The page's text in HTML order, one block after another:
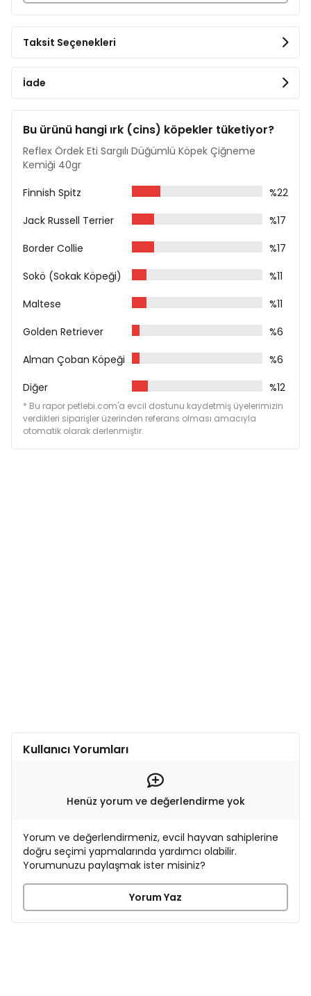
Analiz Raporu
Yağ %3
Nem %18
Boy 12 cm
Ağırlık 40 gr
Köpeğiniz için her zaman taze su bulundurunuz.
Taksit Seçenekleri
İade
Bu ürünü hangi ırk (cins) köpekler tüketiyor?
Reflex Ördek Eti Sargılı Düğümlü Köpek Çiğneme
Kemiği 40gr
Finnish Spitz
%22
Jack Russell Terrier
%17
Border Collie
%17
Sokö (Sokak Köpeği)
%11
Maltese
%11
Golden Retriever
%6
Alman Çoban Köpeği
%6
Diğer
%12
* Bu rapor petlebi.com'a evcil dostunu kaydetmiş üyelerimizin
verdikleri siparişler üzerinden referans olması amacıyla
otomatik olarak derlenmiştir.
Kullanıcı Yorumları
Henüz yorum ve değerlendirme yok
Yorum ve değerlendirmeniz, evcil hayvan sahiplerine
doğru seçimi yapmalarında yardımcı olabilir.
Yorumunuzu paylaşmak ister misiniz?
Yorum Yaz